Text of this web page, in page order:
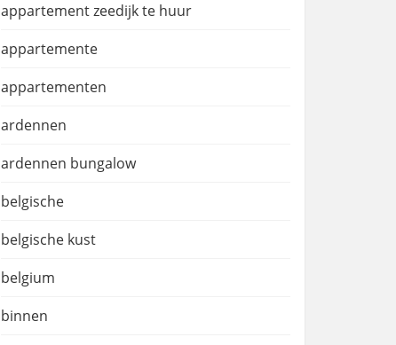
appartement zeedijk te huur
appartemente
appartementen
ardennen
ardennen bungalow
belgische
belgische kust
belgium
binnen